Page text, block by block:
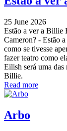
25 June 2026
Estão a ver a Billie
Cameron? - Estão
como se tivesse
fazer teatro como
Eilish será uma das
Billie.
Read more
Arbo